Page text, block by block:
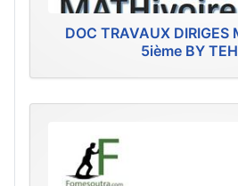
DOC TRAVAUX DIRIGES
5ième BY